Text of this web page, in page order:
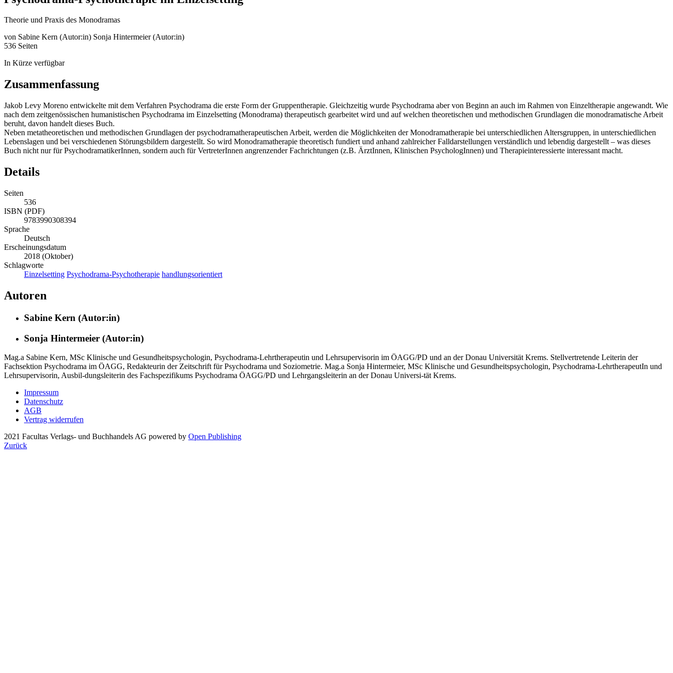
Theorie und Praxis des Monodramas
von Sabine Kern (Autor:in) Sonja Hintermeier (Autor:in)
536 Seiten
In Kürze verfügbar
Zusammenfassung
Jakob Levy Moreno entwickelte mit dem Verfahren Psychodrama die erste Form der Gruppentherapie. Gleichzeitig wurde Psychodrama aber von Beginn an auch im Rahmen von Einzeltherapie angewandt. Wie
nach dem zeitgenössischen humanistischen Psychodrama im Einzelsetting (Monodrama) therapeutisch gearbeitet wird und auf welchen theoretischen und methodischen Grundlagen die monodramatische Arbeit
beruht, davon handelt dieses Buch.
Neben metatheoretischen und methodischen Grundlagen der psychodramatherapeutischen Arbeit, werden die Möglichkeiten der Monodramatherapie bei unterschiedlichen Altersgruppen, in unterschiedlichen
Lebenslagen und bei verschiedenen Störungsbildern dargestellt. So wird Monodramatherapie theoretisch fundiert und anhand zahlreicher Falldarstellungen verständlich und lebendig dargestellt – was dieses
Buch nicht nur für PsychodramatikerInnen, sondern auch für VertreterInnen angrenzender Fachrichtungen (z.B. ÄrztInnen, Klinischen PsychologInnen) und Therapieinteressierte interessant macht.
Details
Seiten
536
ISBN (PDF)
9783990308394
Sprache
Deutsch
Erscheinungsdatum
2018 (Oktober)
Schlagworte
Einzelsetting Psychodrama-Psychotherapie handlungsorientiert
Autoren
Sabine Kern (Autor:in)
Sonja Hintermeier (Autor:in)
Mag.a Sabine Kern, MSc Klinische und Gesundheitspsychologin, Psychodrama-Lehrtherapeutin und Lehrsupervisorin im ÖAGG/PD und an der Donau Universität Krems. Stellvertretende Leiterin der
Fachsektion Psychodrama im ÖAGG, Redakteurin der Zeitschrift für Psychodrama und Soziometrie. Mag.a Sonja Hintermeier, MSc Klinische und Gesundheitspsychologin, Psychodrama-LehrtherapeutIn und
Lehrsupervisorin, Ausbil-dungsleiterin des Fachspezifikums Psychodrama ÖAGG/PD und Lehrgangsleiterin an der Donau Universi-tät Krems.
Impressum
Datenschutz
AGB
Vertrag widerrufen
2021 Facultas Verlags- und Buchhandels AG powered by Open Publishing
Zurück